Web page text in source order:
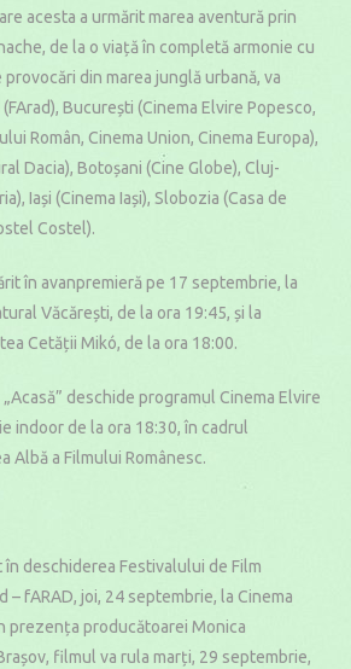
acesta a urmărit marea aventură prin
de la o viață în completă armonie cu
din marea junglă urbană, va
București (Cinema Elvire Popesco,
Român, Cinema Union, Cinema Europa),
Dacia), Botoșani (Cine Globe), Cluj-
Iași (Cinema Iași), Slobozia (Casa de
Costel).
în avanpremieră pe 17 septembrie, la
Văcărești, de la ora 19:45, și la
Cetății Mikó, de la ora 18:00.
deschide programul Cinema Elvire
indoor de la ora 18:30, în cadrul
Albă a Filmului Românesc.
în deschiderea Festivalului de Film
– fARAD, joi, 24 septembrie, la Cinema
prezența producătoarei Monica
filmul va rula marți, 29 septembrie,